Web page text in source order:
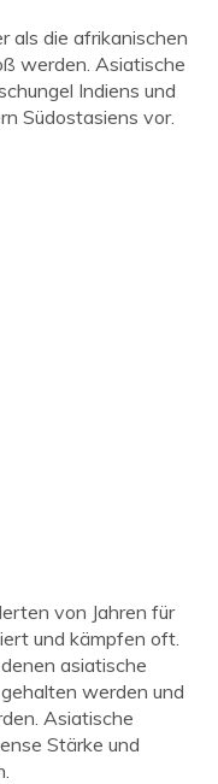
als die afrikanischen
werden. Asiatische
Indiens und
Südostasiens vor.
von Jahren für
und kämpfen oft.
asiatische
werden und
Asiatische
Stärke und